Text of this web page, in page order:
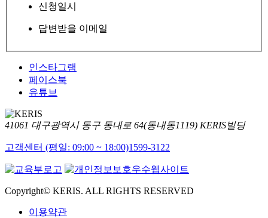
신청일시
답변받을 이메일
인스타그램
페이스북
유튜브
41061 대구광역시 동구 동내로 64(동내동1119) KERIS빌딩
고객센터 (평일: 09:00 ~ 18:00)1599-3122
Copyright© KERIS. ALL RIGHTS RESERVED
이용약관